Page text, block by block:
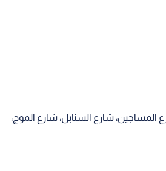
شارع السنابل، شارع الموج،